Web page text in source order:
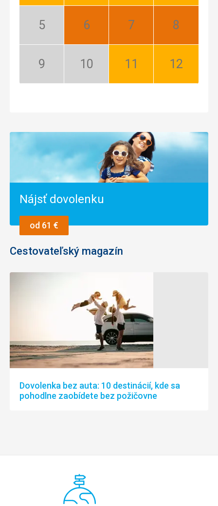
Máj:
Jún:
Júl:
August:
September:
Október:
November:
December:
Nájsť dovolenku
od 61 €
Cestovateľský magazín
Dovolenka bez auta: 10 destinácií, kde sa
pohodlne zaobídete bez požičovne